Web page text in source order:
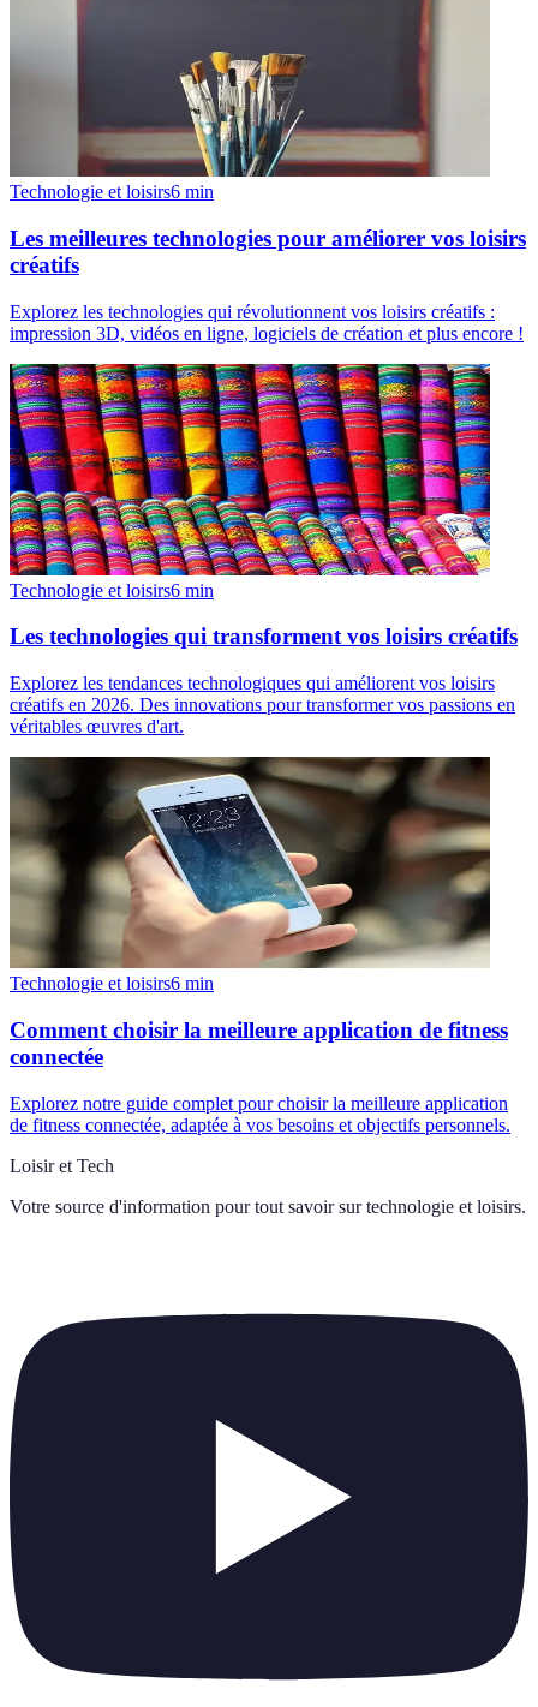
Technologie et loisirs6 min
Les meilleures technologies pour améliorer vos loisirs
créatifs
Explorez les technologies qui révolutionnent vos loisirs créatifs :
impression 3D, vidéos en ligne, logiciels de création et plus encore !
Technologie et loisirs6 min
Les technologies qui transforment vos loisirs créatifs
Explorez les tendances technologiques qui améliorent vos loisirs
créatifs en 2026. Des innovations pour transformer vos passions en
véritables œuvres d'art.
Technologie et loisirs6 min
Comment choisir la meilleure application de fitness
connectée
Explorez notre guide complet pour choisir la meilleure application
de fitness connectée, adaptée à vos besoins et objectifs personnels.
Loisir et Tech
Votre source d'information pour tout savoir sur technologie et loisirs.